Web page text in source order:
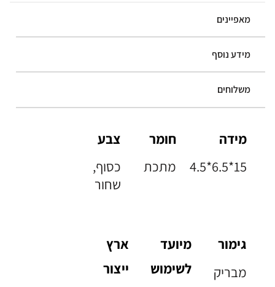
מאפיינים
מידע נוסף
משלוחים
מידה
4.5*6.5*15
חומר
מתכת
צבע
כסוף,
שחור
גימור
מבריק
מיועד
לשימוש
ארץ
ייצור